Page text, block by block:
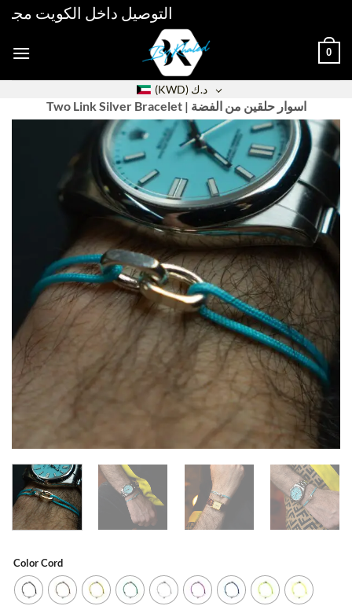
Skip
content
التوصيل داخل الكويت مجاني فوق 30دك خلال 48 ساعة /
0
(KWD) د.ك
Two Link Silver Bracelet | اسوار حلقين من الفضة
Color Cord